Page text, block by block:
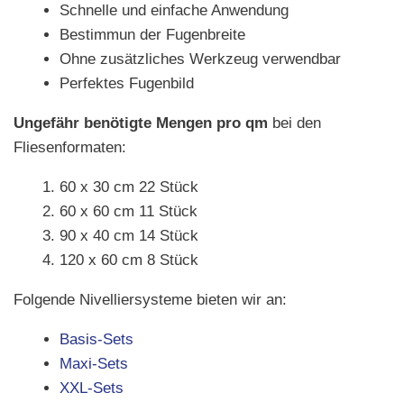
Schnelle und einfache Anwendung
Bestimmun der Fugenbreite
Ohne zusätzliches Werkzeug verwendbar
Perfektes Fugenbild
Ungefähr benötigte Mengen pro qm bei den
Fliesenformaten:
60 x 30 cm 22 Stück
60 x 60 cm 11 Stück
90 x 40 cm 14 Stück
120 x 60 cm 8 Stück
Folgende Nivelliersysteme bieten wir an:
Basis-Sets
Maxi-Sets
XXL-Sets